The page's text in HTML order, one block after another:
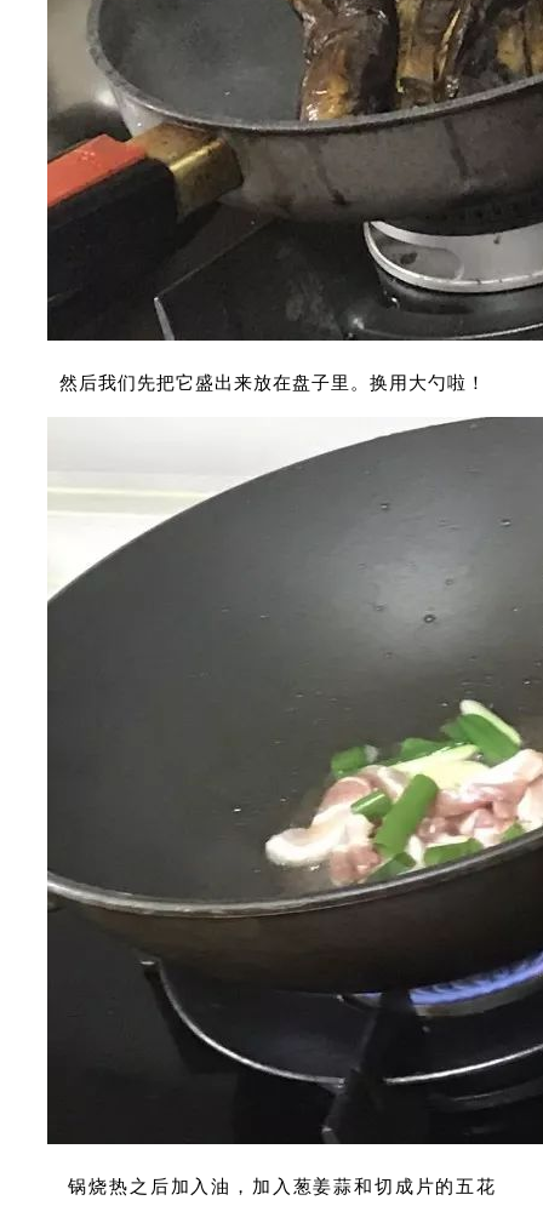
然后我们先把它盛出来放在盘子里。换用大勺啦！
锅烧热之后加入油，加入葱姜蒜和切成片的五花